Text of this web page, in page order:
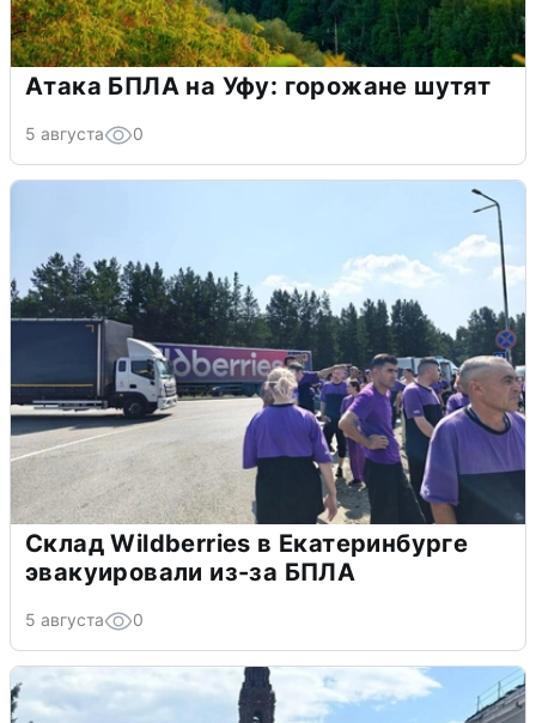
Атака БПЛА на Уфу: горожане шутят
5 августа 0
Склад Wildberries в Екатеринбурге
эвакуировали из-за БПЛА
5 августа 0